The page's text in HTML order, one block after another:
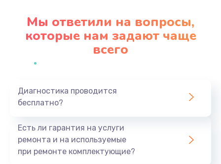
Заказать
Ремонт блока питания
Заказать
Мы ответили на вопросы,
которые нам задают чаще
всего
Диагностика проводится
бесплатно?
Есть ли гарантия на услуги
ремонта и на используемые
при ремонте комплектующие?